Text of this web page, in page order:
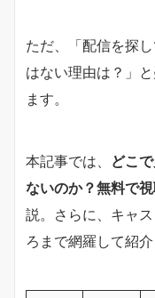
ただ、「配信を探
はない理由は？」
ます。
本記事では、 どこ
ないのか？無料で
説。さらに、キャ
ろまで網羅して紹介